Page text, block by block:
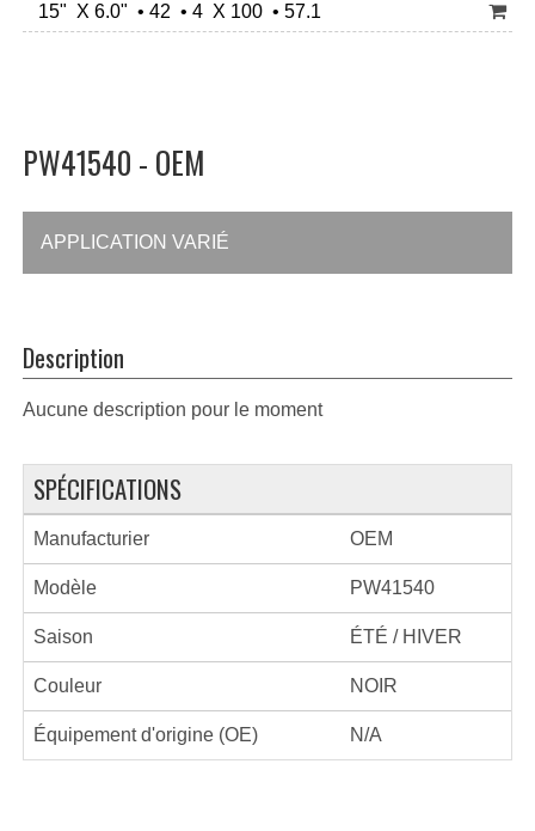
15" X 6.0" • 42 • 4 X 100 • 57.1
PW41540 - OEM
APPLICATION VARIÉ
Description
Aucune description pour le moment
SPÉCIFICATIONS
Manufacturier OEM
Modèle PW41540
Saison ÉTÉ / HIVER
Couleur NOIR
Équipement d'origine (OE) N/A